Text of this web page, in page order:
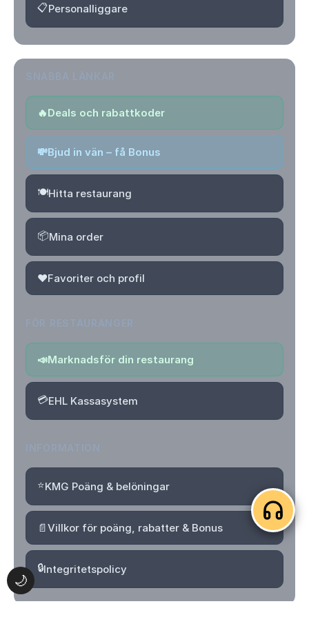
🌙
📋Personalliggare
🔥Deals och rabattkoder
💸Bjud in vän – få Bonus
🍽️Hitta restaurang
📦Mina order
❤️Favoriter och profil
📣Marknadsför din restaurang
💳EHL Kassasystem
⭐KMG Poäng & belöningar
📄Villkor för poäng, rabatter & Bonus
🔒Integritetspolicy